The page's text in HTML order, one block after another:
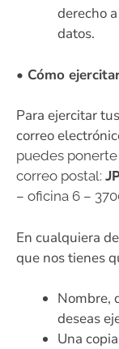
derecho
datos.
• Cómo
Para ejercitar
correo
puedes
correo postal:
– oficina 6 –
En cualquiera
que nos tienes
Nombre,
deseas
Una